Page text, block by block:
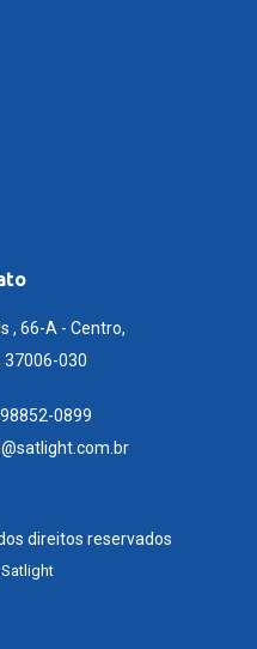
, 66-A - Centro,
37006-030
0899
direitos reservados
Satlight